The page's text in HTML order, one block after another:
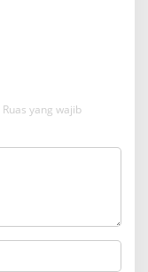
Ruas yang wajib